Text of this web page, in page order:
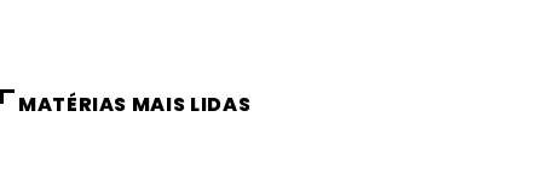
MATÉRIAS MAIS LIDAS